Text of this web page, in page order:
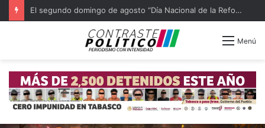
El segundo domingo de agosto “Día Nacional de la Reforestación” decreta Claudia Sheinbaum
Menú